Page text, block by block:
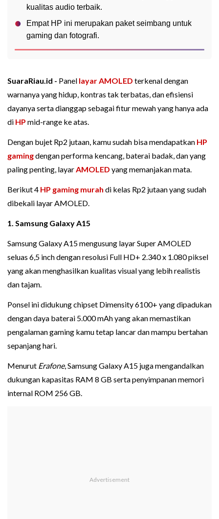
kualitas audio terbaik.
Empat HP ini merupakan paket seimbang untuk
gaming dan fotografi.
SuaraRiau.id - Panel layar AMOLED terkenal dengan
warnanya yang hidup, kontras tak terbatas, dan efisiensi
dayanya serta dianggap sebagai fitur mewah yang hanya ada
di HP mid-range ke atas.
Dengan bujet Rp2 jutaan, kamu sudah bisa mendapatkan HP
gamingdengan performa kencang, baterai badak, dan yang
paling penting, layarAMOLED yang memanjakan mata.
Berikut 4 HP gaming murah di kelas Rp2 jutaan yang sudah
dibekali layar AMOLED.
1. Samsung Galaxy A15
Samsung Galaxy A15 mengusung layar Super AMOLED
seluas 6,5 inch dengan resolusi Full HD+ 2.340 x 1.080 piksel
yang akan menghasilkan kualitas visual yang lebih realistis
dan tajam.
Ponsel ini didukung chipset Dimensity 6100+ yang dipadukan
dengan daya baterai 5.000 mAh yang akan memastikan
pengalaman gaming kamu tetap lancar dan mampu bertahan
sepanjang hari.
Menurut Erafone, Samsung Galaxy A15 juga mengandalkan
dukungan kapasitas RAM 8 GB serta penyimpanan memori
internal ROM 256 GB.